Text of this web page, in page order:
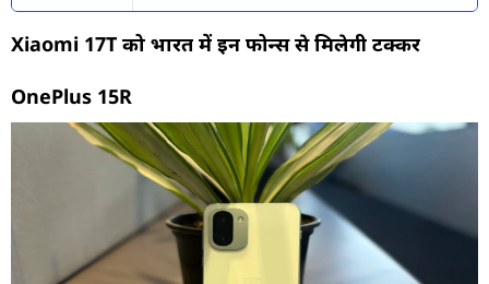
Xiaomi 17T को भारत में इन फोन्स से मिलेगी टक्कर
OnePlus 15R